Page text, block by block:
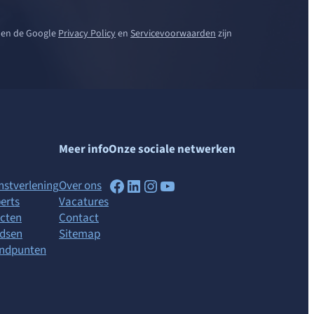
de GooglePrivacy Policyen Servicevoorwaardenzijn
Meer info
Over ons
Vacatures
Contact
Sitemap
Onze sociale netwerken
Facebook LinkedIn Instagram YouTube